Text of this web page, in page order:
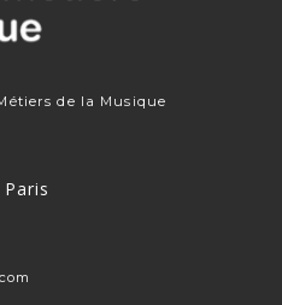
de la Musique